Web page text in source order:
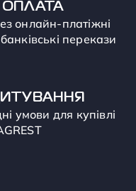
онлайн-платіжні
перекази
умови для купівлі